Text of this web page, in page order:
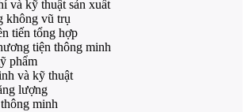
và kỹ thuật sản xuất
không vũ trụ
tiến tổng hợp
tiện thông minh
phẩm
và kỹ thuật
lượng
minh